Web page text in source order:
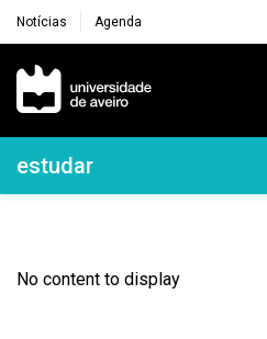
Notícias Agenda
Navegação Principal
Navegação Lateral
estudar
No content to display